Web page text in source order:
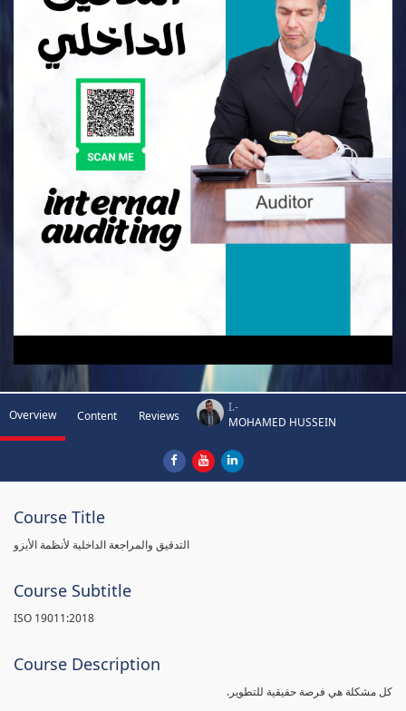
Video
Overview Content Reviews
I.-
MOHAMED HUSSEIN
Course Title
التدقيق والمراجعة الداخلية لأنظمة الأيزو
Course Subtitle
ISO 19011:2018
Course Description
كل مشكلة هي فرصة حقيقية للتطوير.